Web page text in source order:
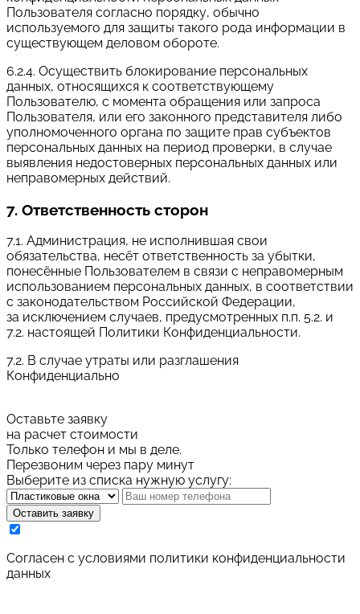
Пользователя согласно порядку, обычно
используемого для защиты такого рода информации в
существующем деловом обороте.
6.2.4. Осуществить блокирование персональных
данных, относящихся к соответствующему
Пользователю, с момента обращения или запроса
Пользователя, или его законного представителя либо
уполномоченного органа по защите прав субъектов
персональных данных на период проверки, в случае
выявления недостоверных персональных данных или
неправомерных действий.
7. Ответственность сторон
7.1. Администрация, не исполнившая свои
обязательства, несёт ответственность за убытки,
понесённые Пользователем в связи с неправомерным
использованием персональных данных, в соответствии
с законодательством Российской Федерации,
за исключением случаев, предусмотренных п.п. 5.2. и
7.2. настоящей Политики Конфиденциальности.
7.2. В случае утраты или разглашения
Конфиденциально
Оставьте заявку
на расчет стоимости
Только телефон и мы в деле.
Перезвоним через пару минут
Выберите из списка нужную услугу:
Оставить заявку
Cогласен с условиями политики конфиденциальности
данных